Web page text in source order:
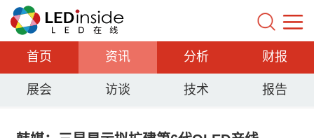
首页 资讯 分析 财报
展会 访谈 技术 报告